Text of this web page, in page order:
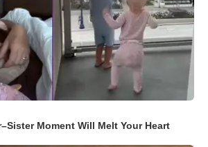
Moment Will Melt Your Heart